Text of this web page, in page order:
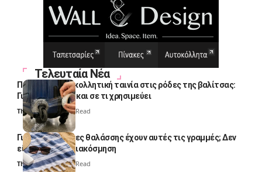
Τελευταία Νέα
Πολλοί βάζουν κολλητική ταινία στις ρόδες της βαλίτσας:
Γιατί το κάνουν και σε τι χρησιμεύει
Thali Ombre4 Min Read
Γιατί οι πετσέτες θαλάσσης έχουν αυτές τις γραμμές; Δεν
είναι μόνο για διακόσμηση
Thali Ombre5 Min Read